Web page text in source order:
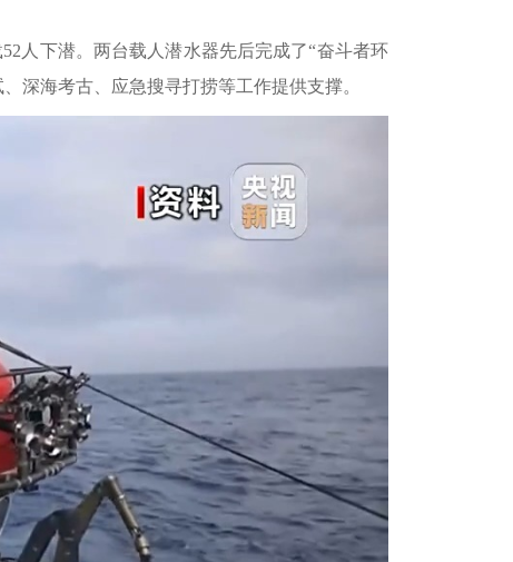
人下潜。两台载人潜水器先后完成了“奋斗者环
深海考古、应急搜寻打捞等工作提供支撑。